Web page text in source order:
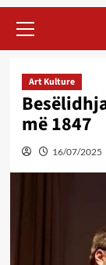
Menu
Art Kulture
më 1847
16/07/2025